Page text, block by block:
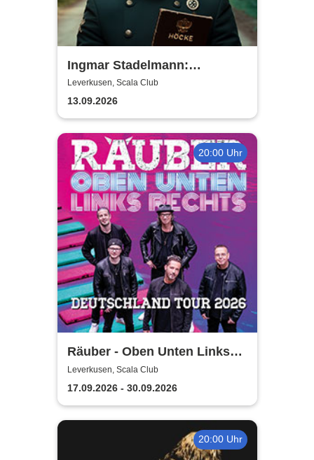
Ingmar Stadelmann:
Stadelmann liest Höcke - ein
satirischer Diskurs
Leverkusen, Scala Club
13.09.2026
20:00 Uhr
Räuber - Oben Unten Links
Rechts
Leverkusen, Scala Club
17.09.2026 - 30.09.2026
20:00 Uhr